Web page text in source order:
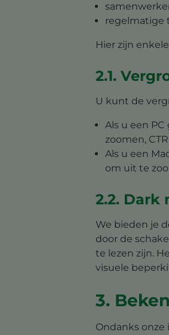
regelmatige
Hier zijn
2.1.
U kunt de
Als u een
zoomen,
Als u een
om uit te
2.2. Dark
We bieden je
door de
te lezen zijn.
visuele
3.
Ondanks